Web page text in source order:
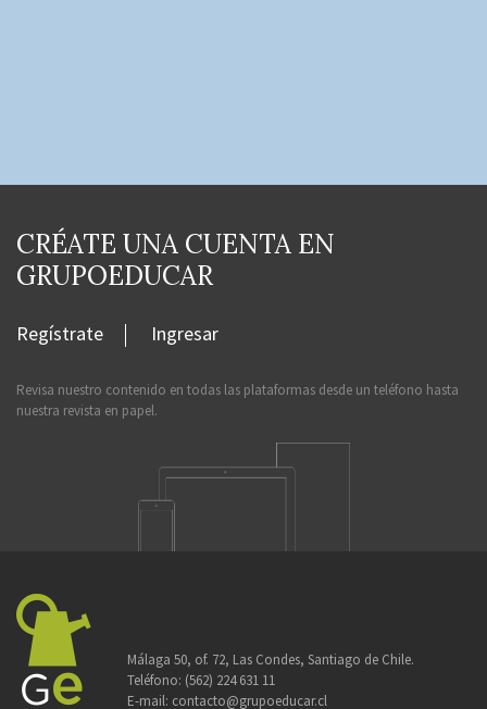
CRÉATE UNA CUENTA EN
GRUPOEDUCAR
Regístrate Ingresar
Revisa nuestro contenido en todas las plataformas desde un teléfono hasta
nuestra revista en papel.
Málaga 50, of. 72, Las Condes, Santiago de Chile.
Teléfono: (562) 224 631 11
E-mail: contacto@grupoeducar.cl